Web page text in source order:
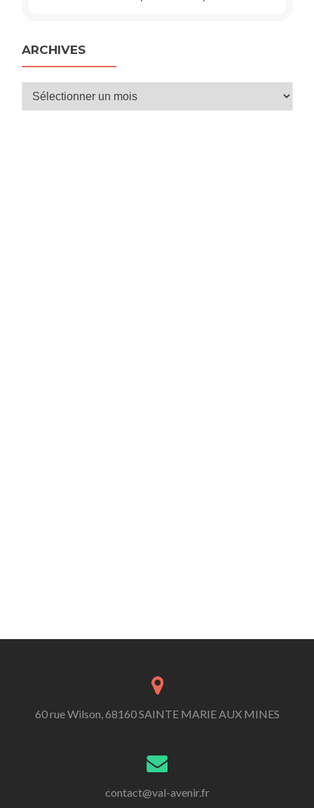
ARCHIVES
Archives
60 rue Wilson, 68160 SAINTE MARIE AUX MINES
contact@val-avenir.fr